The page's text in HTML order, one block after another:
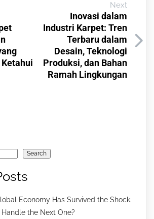
Next
Inovasi dalam
Industri Karpet: Tren
Terbaru dalam
Desain, Teknologi
Produksi, dan Bahan
Ramah Lingkungan
Search
Economy Has Survived the Shock.
Handle the Next One?